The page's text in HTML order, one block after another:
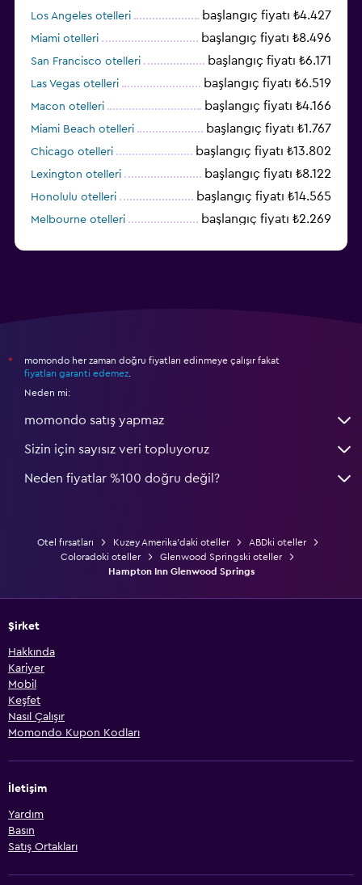
Los Angeles otelleri başlangıç fiyatı ₺4.427
Miami otelleri başlangıç fiyatı ₺8.496
San Francisco otelleri başlangıç fiyatı ₺6.171
Las Vegas otelleri başlangıç fiyatı ₺6.519
Macon otelleri başlangıç fiyatı ₺4.166
Miami Beach otelleri başlangıç fiyatı ₺1.767
Chicago otelleri başlangıç fiyatı ₺13.802
Lexington otelleri başlangıç fiyatı ₺8.122
Honolulu otelleri başlangıç fiyatı ₺14.565
Melbourne otelleri başlangıç fiyatı ₺2.269
*
momondo her zaman doğru fiyatları edinmeye çalışır fakat
fiyatları garanti edemez
Neden mi:
momondo satış yapmaz
Sizin için sayısız veri topluyoruz
Neden fiyatlar %100 doğru değil?
Otel fırsatları Kuzey Amerika'daki oteller
ABDki oteller
Coloradoki oteller
Glenwood Springski oteller
Hampton Inn Glenwood Springs
Şirket
Hakkında
Kariyer
Mobil
Keşfet
Nasıl Çalışır
Momondo Kupon Kodları
İletişim
Yardım
Basın
Satış Ortakları